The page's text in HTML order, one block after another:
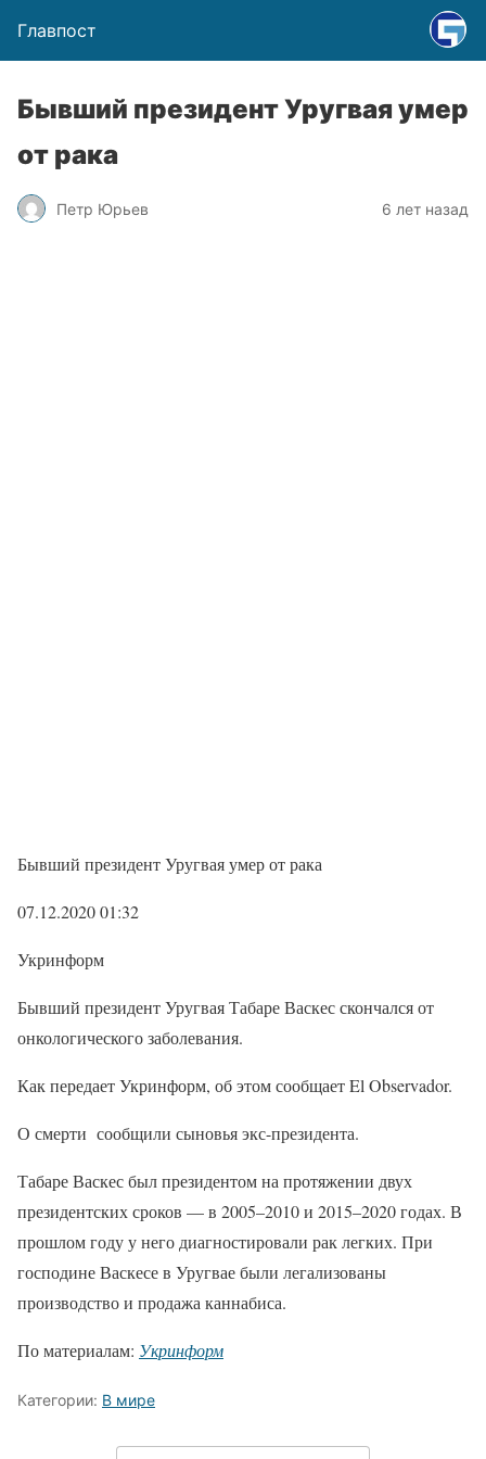
Главпост
Бывший президент Уругвая умер
от рака
Петр Юрьев 6 лет назад
Бывший президент Уругвая умер от рака
07.12.2020 01:32
Укринформ
Бывший президент Уругвая Табаре Васкес скончался от
онкологического заболевания.
Как передает Укринформ, об этом сообщает El Observador.
О смерти сообщили сыновья экс-президента.
Табаре Васкес был президентом на протяжении двух
президентских сроков — в 2005–2010 и 2015–2020 годах. В
прошлом году у него диагностировали рак легких. При
господине Васкесе в Уругвае были легализованы
производство и продажа каннабиса.
По материалам: Укринформ
Категории: В мире